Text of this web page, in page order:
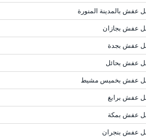
عفش بالمدينة المنورة
عفش بجازان
عفش بجدة
عفش بحائل
عفش بخميس مشيط
عفش برابغ
عفش بمكة
عفش بنجران